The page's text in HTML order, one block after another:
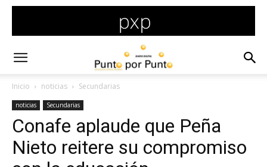
Inicio noticias Secundarias
noticias Secundarias
Conafe aplaude que Peña
Nieto reitere su compromiso